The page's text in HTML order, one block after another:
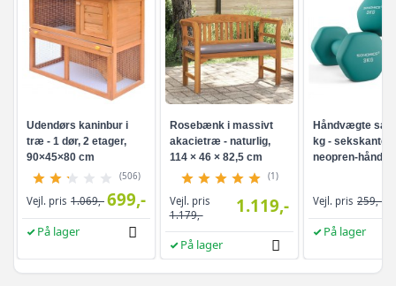
Udendørs kaninbur i
træ - 1 dør, 2 etager,
90×45×80 cm
(506)
Vejl. pris 1.069,- 699,-
På lager
Rosebænk i massivt
akacietræ - naturlig,
114 × 46 × 82,5 cm
(1)
Vejl. pris
1.179,-
1.119,-
På lager
Håndvægte sæt
kg -
neopren-
Vejl. pris 259,-
På lager